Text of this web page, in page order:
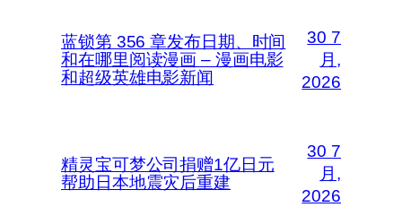
蓝锁第 356 章发布日期、时间
和在哪里阅读漫画 – 漫画电影
和超级英雄电影新闻
30 7
月,
2026
精灵宝可梦公司捐赠1亿日元
帮助日本地震灾后重建
30 7
月,
2026